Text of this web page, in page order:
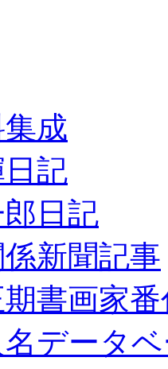
成
記
日記
新聞記事
書画家
データ